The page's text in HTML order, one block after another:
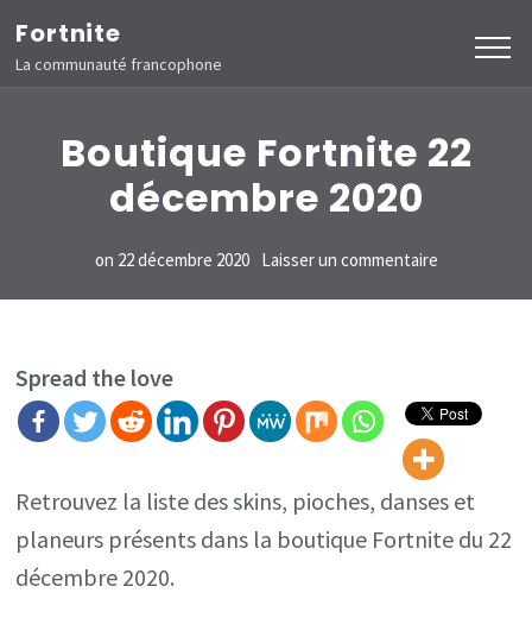
Aller
au
contenu
Entrée)
Fortnite
La communauté francophone
Boutique Fortnite 22
décembre 2020
on 22 décembre 2020 Laisser un commentairesur
Boutique
décembre
2020
Spread the love
Retrouvez la liste des skins, pioches, danses et
planeurs présents dans la boutique Fortnite du 22
décembre 2020.